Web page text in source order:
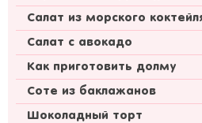
Салат из морского
Салат с авокадо
Как приготовить долму
Соте из баклажанов
Шоколадный торт